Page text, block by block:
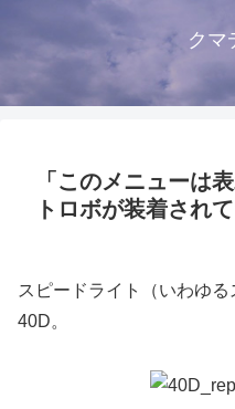
クマ
「このメニューは
トロボが装着されて
スピードライト（いわゆ
40D。